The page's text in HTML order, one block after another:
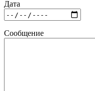
Дата
Сообщение